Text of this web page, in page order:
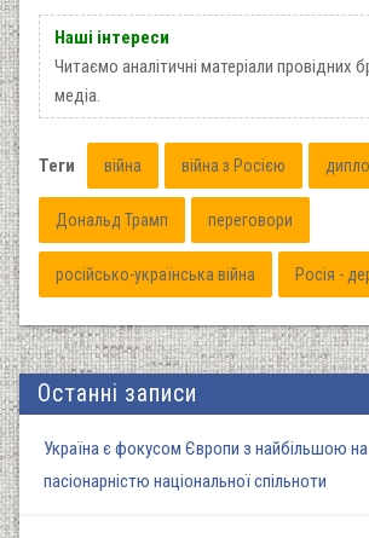
Наші інтереси
Читаємо аналітичні матеріали провідних
медіа.
Теги війна війна з Росією
Дональд Трамп переговори
російсько-українська війна Росія -
Останні записи
Україна є фокусом Європи з найбільшою на
пасіонарністю національної спільноти